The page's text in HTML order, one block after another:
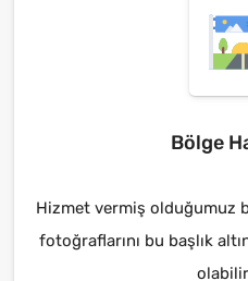
Bölge
Hizmet vermiş olduğumuz
fotoğraflarını bu başlık